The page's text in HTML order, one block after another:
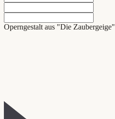
Operngestalt aus "Die Zaubergeige"